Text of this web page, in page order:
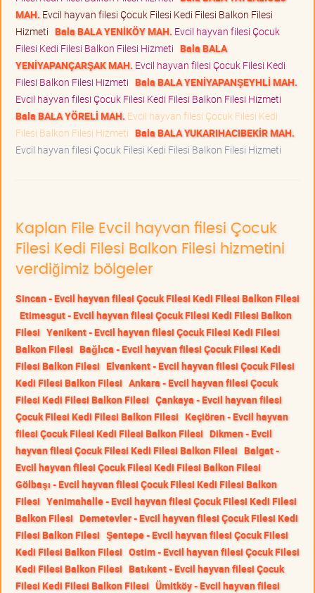
MAH. Evcil hayvan filesi Çocuk Filesi Kedi Filesi Balkon Filesi
Hizmeti Bala BALA YENİKÖY MAH. Evcil hayvan filesi Çocuk
Filesi Kedi Filesi Balkon Filesi Hizmeti Bala BALA
YENİYAPANÇARŞAK MAH. Evcil hayvan filesi Çocuk Filesi Kedi
Filesi Balkon Filesi Hizmeti Bala BALA YENİYAPANŞEYHLİ MAH.
Evcil hayvan filesi Çocuk Filesi Kedi Filesi Balkon Filesi Hizmeti
Bala BALA YÖRELİ MAH. Evcil hayvan filesi Çocuk Filesi Kedi
Filesi Balkon Filesi Hizmeti Bala BALA YUKARIHACIBEKİR MAH.
Evcil hayvan filesi Çocuk Filesi Kedi Filesi Balkon Filesi Hizmeti
Kaplan File Evcil hayvan filesi Çocuk
Filesi Kedi Filesi Balkon Filesi hizmetini
verdiğimiz bölgeler
Sincan - Evcil hayvan filesi Çocuk Filesi Kedi Filesi Balkon Filesi
Etimesgut - Evcil hayvan filesi Çocuk Filesi Kedi Filesi Balkon
Filesi Yenikent - Evcil hayvan filesi Çocuk Filesi Kedi Filesi
Balkon Filesi Bağlıca - Evcil hayvan filesi Çocuk Filesi Kedi
Filesi Balkon Filesi Elvankent - Evcil hayvan filesi Çocuk Filesi
Kedi Filesi Balkon Filesi Ankara - Evcil hayvan filesi Çocuk
Filesi Kedi Filesi Balkon Filesi Çankaya - Evcil hayvan filesi
Çocuk Filesi Kedi Filesi Balkon Filesi Keçiören - Evcil hayvan
filesi Çocuk Filesi Kedi Filesi Balkon Filesi Dikmen - Evcil
hayvan filesi Çocuk Filesi Kedi Filesi Balkon Filesi Balgat -
Evcil hayvan filesi Çocuk Filesi Kedi Filesi Balkon Filesi
Gölbaşı - Evcil hayvan filesi Çocuk Filesi Kedi Filesi Balkon
Filesi Yenimahalle - Evcil hayvan filesi Çocuk Filesi Kedi Filesi
Balkon Filesi Demetevler - Evcil hayvan filesi Çocuk Filesi Kedi
Filesi Balkon Filesi Şentepe - Evcil hayvan filesi Çocuk Filesi
Kedi Filesi Balkon Filesi Ostim - Evcil hayvan filesi Çocuk Filesi
Kedi Filesi Balkon Filesi Batıkent - Evcil hayvan filesi Çocuk
Filesi Kedi Filesi Balkon Filesi Ümitköy - Evcil hayvan filesi